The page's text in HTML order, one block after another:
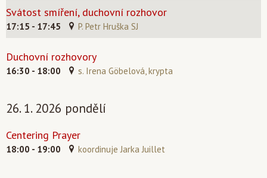
Svátost smíření, duchovní rozhovor
17:15 - 17:45 P. Petr Hruška SJ
Duchovní rozhovory
16:30 - 18:00 s. Irena Göbelová, krypta
26. 1. 2026 pondělí
Centering Prayer
18:00 - 19:00 koordinuje Jarka Juillet